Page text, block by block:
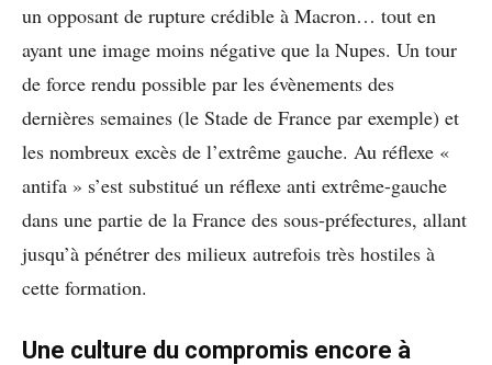
un opposant de rupture crédible à Macron… tout en
ayant une image moins négative que la Nupes. Un tour
de force rendu possible par les évènements des
dernières semaines (le Stade de France par exemple) et
les nombreux excès de l’extrême gauche. Au réflexe «
antifa » s’est substitué un réflexe anti extrême-gauche
dans une partie de la France des sous-préfectures, allant
jusqu’à pénétrer des milieux autrefois très hostiles à
cette formation.
Une culture du compromis encore à